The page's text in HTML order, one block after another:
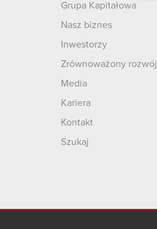
Grupa Kapitałowa
Nasz biznes
Inwestorzy
Zrównoważony rozwój
Media
Kariera
Kontakt
Szukaj